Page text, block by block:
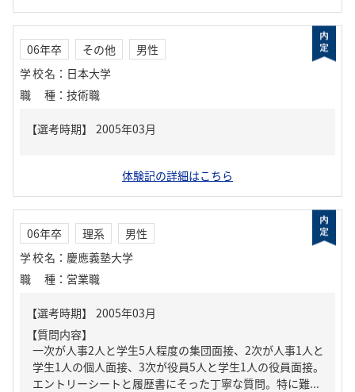
06年卒 その他
男性
学校名 ： 日本大学
職種 ： 技術職
体験記の詳細はこちら
06年卒 理系
男性
学校名 ： 慶應義塾大学
職種 ： 営業職
【質問内容】
一次が人事2人と学生5人程度の集団面接、2次が人事1人と
学生1人の個人面接、3次が役員5人と学生1人の役員面接。
エントリーシートと履歴書にそった丁寧な質問。特に難...